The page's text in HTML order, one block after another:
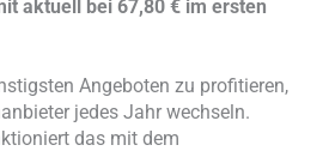
aktuell bei 67,80 € im ersten
Angeboten zu profitieren,
jedes Jahr wechseln.
das mit dem